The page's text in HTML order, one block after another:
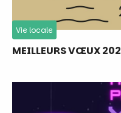
Vie locale
MEILLEURS VŒUX